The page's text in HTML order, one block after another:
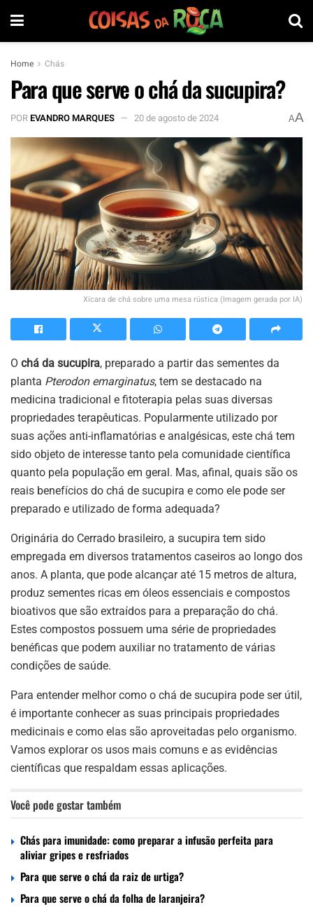
Home Chás
Para que serve o chá da sucupira?
POREVANDRO MARQUES 20 de agosto de 2024 AA
Xícara de chá sobre uma mesa rústica (Imagem gerada por IA)
O chá da sucupira, preparado a partir das sementes da
planta Pterodon emarginatus, tem se destacado na
medicina tradicional e fitoterapia pelas suas diversas
propriedades terapêuticas. Popularmente utilizado por
suas ações anti-inflamatórias e analgésicas, este chá tem
sido objeto de interesse tanto pela comunidade científica
quanto pela população em geral. Mas, afinal, quais são os
reais benefícios do chá de sucupira e como ele pode ser
preparado e utilizado de forma adequada?
Originária do Cerrado brasileiro, a sucupira tem sido
empregada em diversos tratamentos caseiros ao longo dos
anos. A planta, que pode alcançar até 15 metros de altura,
produz sementes ricas em óleos essenciais e compostos
bioativos que são extraídos para a preparação do chá.
Estes compostos possuem uma série de propriedades
benéficas que podem auxiliar no tratamento de várias
condições de saúde.
Para entender melhor como o chá de sucupira pode ser útil,
é importante conhecer as suas principais propriedades
medicinais e como elas são aproveitadas pelo organismo.
Vamos explorar os usos mais comuns e as evidências
científicas que respaldam essas aplicações.
Você pode gostar também
Chás para imunidade: como preparar a infusão perfeita para
aliviar gripes e resfriados
Para que serve o chá da raiz de urtiga?
Para que serve o chá da folha de laranjeira?